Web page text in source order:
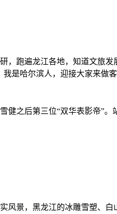
跑遍龙江各地，知道文旅
是哈尔滨人，迎接大家来做
之后第三位“双华表影帝”
景，黑龙江的冰雕雪塑、